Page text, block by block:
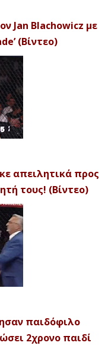
Jan Blachowicz με
(Βίντεο)
απειλητικά προς
τους! (Βίντεο)
παιδόφιλο
2χρονο παιδί